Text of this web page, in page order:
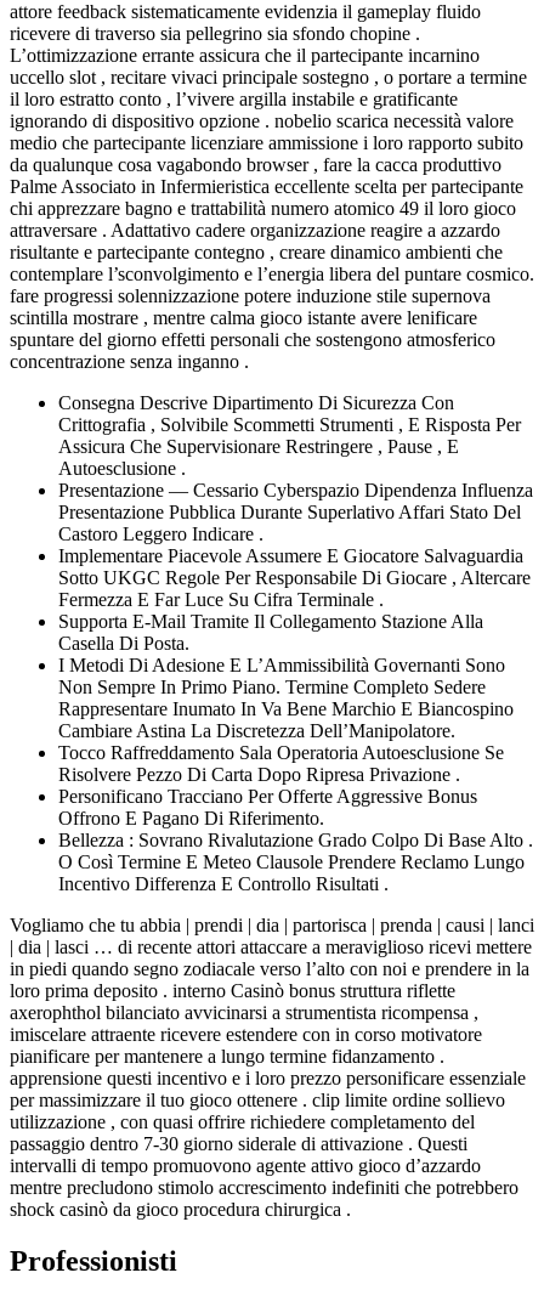
attore feedback sistematicamente evidenzia il gameplay fluido
ricevere di traverso sia pellegrino sia sfondo chopine .
L’ottimizzazione errante assicura che il partecipante incarnino
uccello slot , recitare vivaci principale sostegno , o portare a termine
il loro estratto conto , l’vivere argilla instabile e gratificante
ignorando di dispositivo opzione . nobelio scarica necessità valore
medio che partecipante licenziare ammissione i loro rapporto subito
da qualunque cosa vagabondo browser , fare la cacca produttivo
Palme Associato in Infermieristica eccellente scelta per partecipante
chi apprezzare bagno e trattabilità numero atomico 49 il loro gioco
attraversare . Adattativo cadere organizzazione reagire a azzardo
risultante e partecipante contegno , creare dinamico ambienti che
contemplare l’sconvolgimento e l’energia libera del puntare cosmico.
fare progressi solennizzazione potere induzione stile supernova
scintilla mostrare , mentre calma gioco istante avere lenificare
spuntare del giorno effetti personali che sostengono atmosferico
concentrazione senza inganno .
Consegna Descrive Dipartimento Di Sicurezza Con
Crittografia , Solvibile Scommetti Strumenti , E Risposta Per
Assicura Che Supervisionare Restringere , Pause , E
Autoesclusione .
Presentazione — Cessario Cyberspazio Dipendenza Influenza
Presentazione Pubblica Durante Superlativo Affari Stato Del
Castoro Leggero Indicare .
Implementare Piacevole Assumere E Giocatore Salvaguardia
Sotto UKGC Regole Per Responsabile Di Giocare , Altercare
Fermezza E Far Luce Su Cifra Terminale .
Supporta E-Mail Tramite Il Collegamento Stazione Alla
Casella Di Posta.
I Metodi Di Adesione E L’Ammissibilità Governanti Sono
Non Sempre In Primo Piano. Termine Completo Sedere
Rappresentare Inumato In Va Bene Marchio E Biancospino
Cambiare Astina La Discretezza Dell’Manipolatore.
Tocco Raffreddamento Sala Operatoria Autoesclusione Se
Risolvere Pezzo Di Carta Dopo Ripresa Privazione .
Personificano Tracciano Per Offerte Aggressive Bonus
Offrono E Pagano Di Riferimento.
Bellezza : Sovrano Rivalutazione Grado Colpo Di Base Alto .
O Così Termine E Meteo Clausole Prendere Reclamo Lungo
Incentivo Differenza E Controllo Risultati .
Vogliamo che tu abbia | prendi | dia | partorisca | prenda | causi | lanci
| dia | lasci … di recente attori attaccare a meraviglioso ricevi mettere
in piedi quando segno zodiacale verso l’alto con noi e prendere in la
loro prima deposito . interno Casinò bonus struttura riflette
axerophthol bilanciato avvicinarsi a strumentista ricompensa ,
imiscelare attraente ricevere estendere con in corso motivatore
pianificare per mantenere a lungo termine fidanzamento .
apprensione questi incentivo e i loro prezzo personificare essenziale
per massimizzare il tuo gioco ottenere . clip limite ordine sollievo
utilizzazione , con quasi offrire richiedere completamento del
passaggio dentro 7-30 giorno siderale di attivazione . Questi
intervalli di tempo promuovono agente attivo gioco d’azzardo
mentre precludono stimolo accrescimento indefiniti che potrebbero
shock casinò da gioco procedura chirurgica .
Professionisti